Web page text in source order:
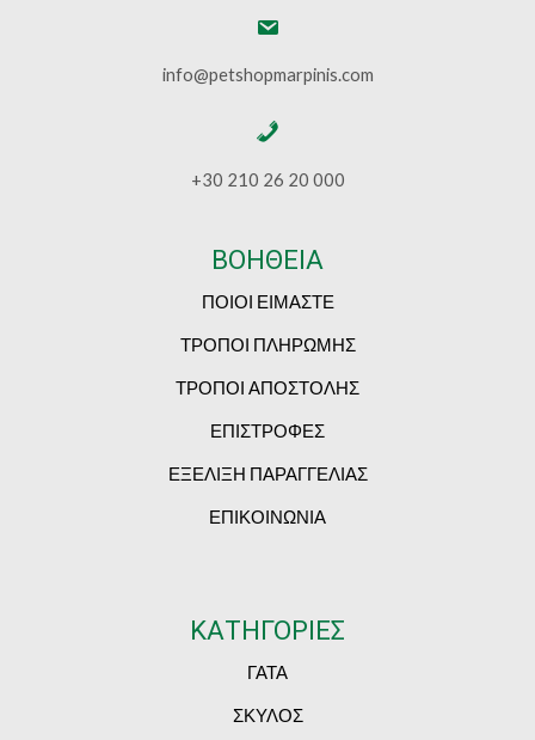
info@petshopmarpinis.com
+30 210 26 20 000
ΒΟΗΘΕΙΑ
ΠΟΙΟΙ ΕΙΜΑΣΤΕ
ΤΡΟΠΟΙ ΠΛΗΡΩΜΗΣ
ΤΡΟΠΟΙ ΑΠΟΣΤΟΛΗΣ
ΕΠΙΣΤΡΟΦΕΣ
ΕΞΕΛΙΞΗ ΠΑΡΑΓΓΕΛΙΑΣ
ΕΠΙΚΟΙΝΩΝΙΑ
ΚΑΤΗΓΟΡΙΕΣ
ΓΑΤΑ
ΣΚΥΛΟΣ